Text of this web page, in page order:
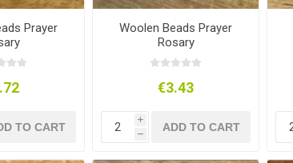
Prayer
TO CART
Woolen Beads Prayer
Rosary
€3.43
i
h
ADD TO CART